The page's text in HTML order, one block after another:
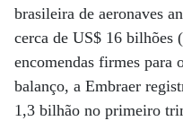
brasileira de aeronaves
cerca de US$ 16 bilhões
encomendas firmes para
balanço, a Embraer
1,3 bilhão no primeiro